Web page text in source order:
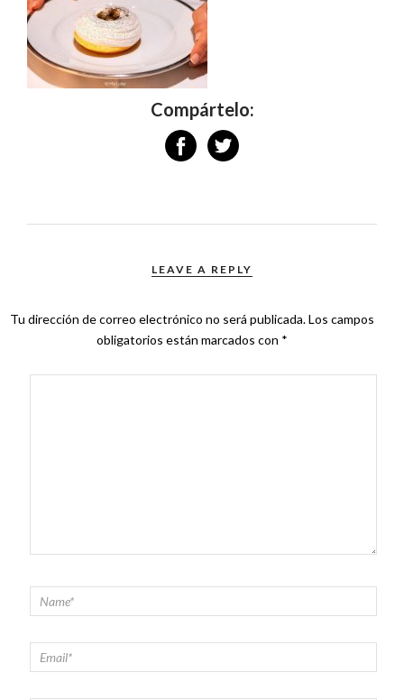
Compártelo:
LEAVE A REPLY
Tu dirección de correo electrónico no será publicada.Los campos
obligatorios están marcados con *